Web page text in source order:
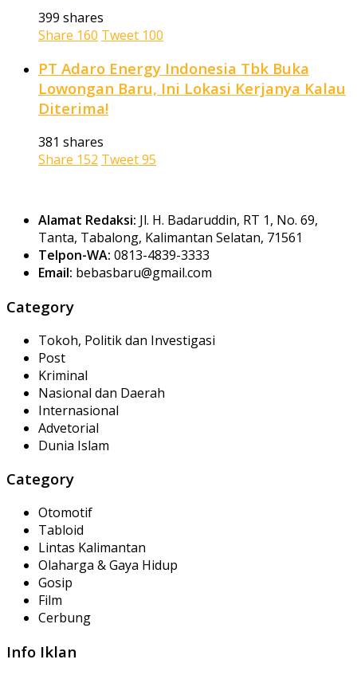
399 shares
Share 160 Tweet 100
PT Adaro Energy Indonesia Tbk Buka
Lowongan Baru, Ini Lokasi Kerjanya Kalau
Diterima!
381 shares
Share 152 Tweet95
Alamat Redaksi: Jl. H. Badaruddin, RT 1, No. 69,
Tanta, Tabalong, Kalimantan Selatan, 71561
Telpon-WA: 0813-4839-3333
Email: bebasbaru@gmail.com
Category
Tokoh, Politik dan Investigasi
Post
Kriminal
Nasional dan Daerah
Internasional
Advetorial
Dunia Islam
Category
Otomotif
Tabloid
Lintas Kalimantan
Olaharga & Gaya Hidup
Gosip
Film
Cerbung
Info Iklan